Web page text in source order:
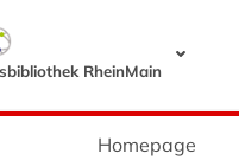
RheinMain
Homepage